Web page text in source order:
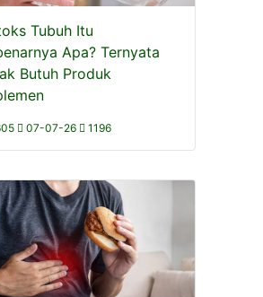
Tubuh Itu
Apa? Ternyata
Butuh Produk
07-07-26 1196